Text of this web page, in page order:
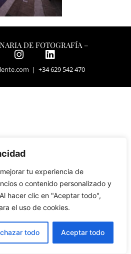
tu experiencia de
o contenido personalizado y
hacer clic en "Aceptar todo",
el uso de cookies.
todo Aceptar todo
DE FOTOGRAFÍA –
| +34 629 542 470